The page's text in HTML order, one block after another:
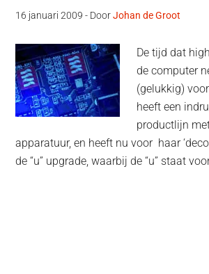
16 januari 2009 - DoorJohan de Groot
De tijd dat
de computer
(gelukkig)
heeft een
productlijn
apparatuur, en heeft nu voor haar
de “u” upgrade, waarbij de “u” staat